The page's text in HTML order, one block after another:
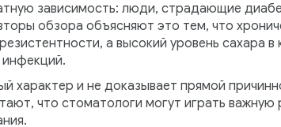
зависимость: люди, страдающие
обзора объясняют это тем, что
а высокий уровень сахара в
инфекций.
характер и не доказывает прямой
что стоматологи могут играть важную